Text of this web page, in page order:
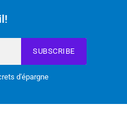
SUBSCRIBE
d'épargne